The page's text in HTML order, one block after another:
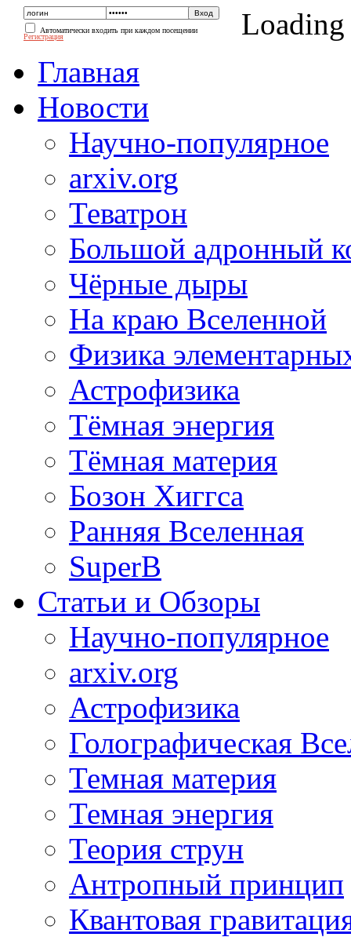
Автоматически входить при каждом посещении
Регистрация
Loading
Главная
Новости
Научно-популярное
arxiv.org
Теватрон
Большой адронный
Чёрные дыры
На краю Вселенной
Физика
Астрофизика
Тёмная энергия
Тёмная материя
Бозон Хиггса
Ранняя Вселенная
SuperB
Статьи и Обзоры
Научно-популярное
arxiv.org
Астрофизика
Голографическая
Темная материя
Темная энергия
Теория струн
Антропный принцип
Квантовая